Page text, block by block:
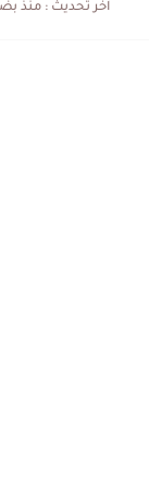
اخر تحديث :منذ